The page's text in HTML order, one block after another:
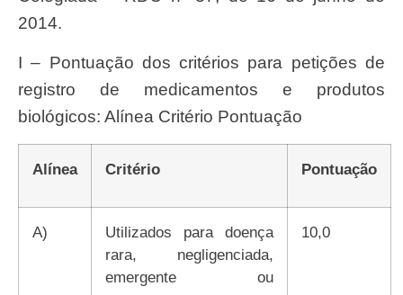
2014.
I – Pontuação dos critérios para petições de
registro de medicamentos e produtos
biológicos: Alínea Critério Pontuação
Alínea Critério Pontuação
a)
Utilizados para doença
rara, negligenciada,
emergente ou
10,0